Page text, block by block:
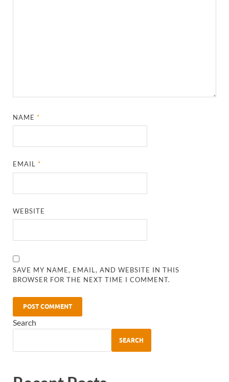
NAME*
EMAIL*
WEBSITE
SAVE MY NAME, EMAIL, AND WEBSITE IN THIS
BROWSER FOR THE NEXT TIME I COMMENT.
Search
SEARCH